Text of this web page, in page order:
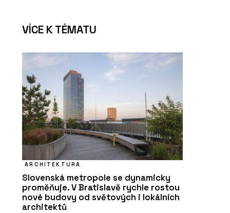
VÍCE K TÉMATU
ARCHITEKTURA
Slovenská metropole se dynamicky
proměňuje. V Bratislavě rychle rostou
nové budovy od světových i lokálních
architektů